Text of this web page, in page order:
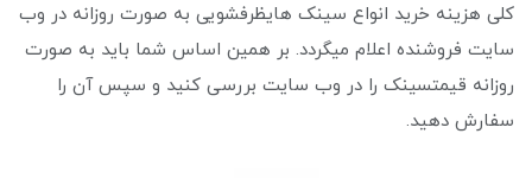
کلی هزینه خرید انواع سینک هایظرفشویی به صورت روزانه در وب
سایت فروشنده اعلام میگردد. بر همین اساس شما باید به صورت
روزانه قیمتسینک را در وب سایت بررسی کنید و سپس آن را
سفارش دهید.